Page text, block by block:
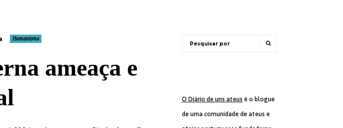
Humanismo
ameaça e
O Diário de uns ateus é o blogue
de uma comunidade de ateus e